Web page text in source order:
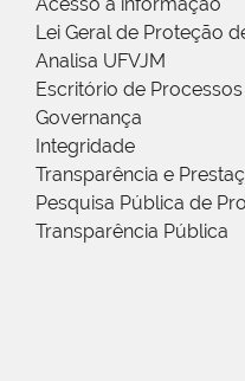
Lei Geral de Proteção
Analisa UFVJM
Escritório de Processos
Governança
Integridade
Transparência e
Pesquisa Pública de
Transparência Pública